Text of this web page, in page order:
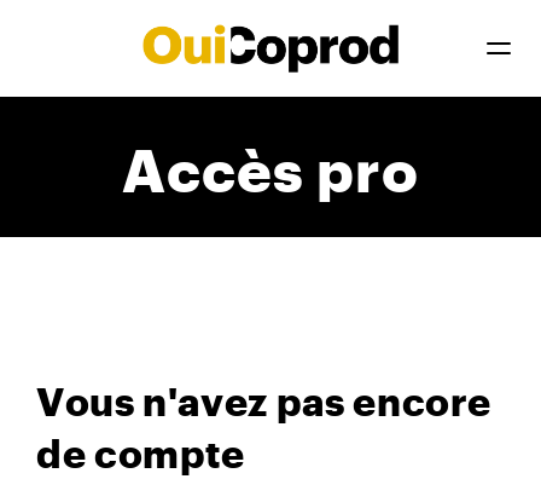
Accès pro
Vous n'avez pas encore
de compte